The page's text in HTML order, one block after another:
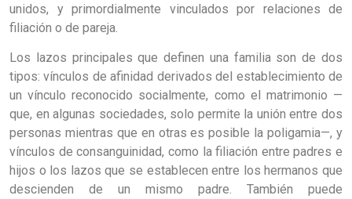
unidos, y primordialmente vinculados por relaciones de
filiación o de pareja.
Los lazos principales que definen una familia son de dos
tipos: vínculos de afinidad derivados del establecimiento de
un vínculo reconocido socialmente, como el matrimonio —
que, en algunas sociedades, solo permite la unión entre dos
personas mientras que en otras es posible la poligamia—, y
vínculos de consanguinidad, como la filiación entre padres e
hijos o los lazos que se establecen entre los hermanos que
descienden de un mismo padre. También puede